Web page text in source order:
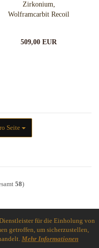
Zirkonium,
Wolframcarbit Recoil
509,00 EUR
Seite
58)
für die Einholung von
getroffen, um sicherzustellen,
Mehr Informationen